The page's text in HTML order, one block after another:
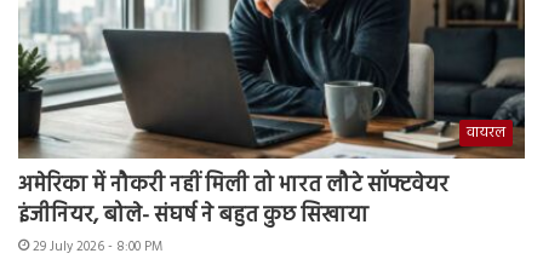
वायरल
अमेरिका में नौकरी नहीं मिली तो भारत लौटे सॉफ्टवेयर
इंजीनियर, बोले- संघर्ष ने बहुत कुछ सिखाया
29 July 2026 - 8:00 PM